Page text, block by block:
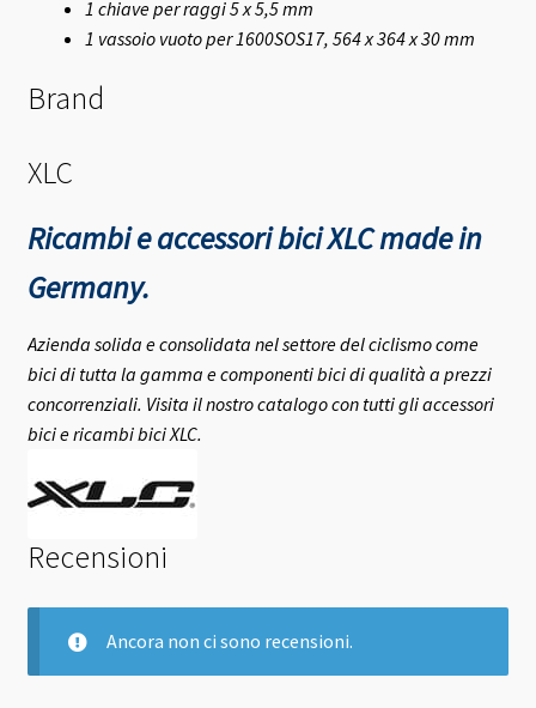
1 chiave per raggi 5 x 5,5 mm
1 vassoio vuoto per 1600SOS17, 564 x 364 x 30 mm
Brand
XLC
Ricambi e accessori bici XLC made in
Germany.
Azienda solida e consolidata nel settore del ciclismo come
bici di tutta la gamma e componenti bici di qualità a prezzi
concorrenziali. Visita il nostro catalogo con tutti gli accessori
bici e ricambi bici XLC.
Recensioni
Ancora non ci sono recensioni.